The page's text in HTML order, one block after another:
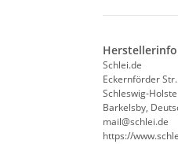
Schlei.de
Eckernförder Str.
Schleswig-
Barkelsby,
mail@schlei.de
https://